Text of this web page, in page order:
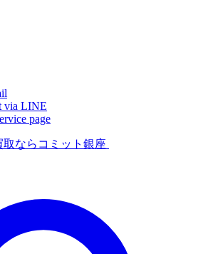
via LINE
page
ならコミット銀座